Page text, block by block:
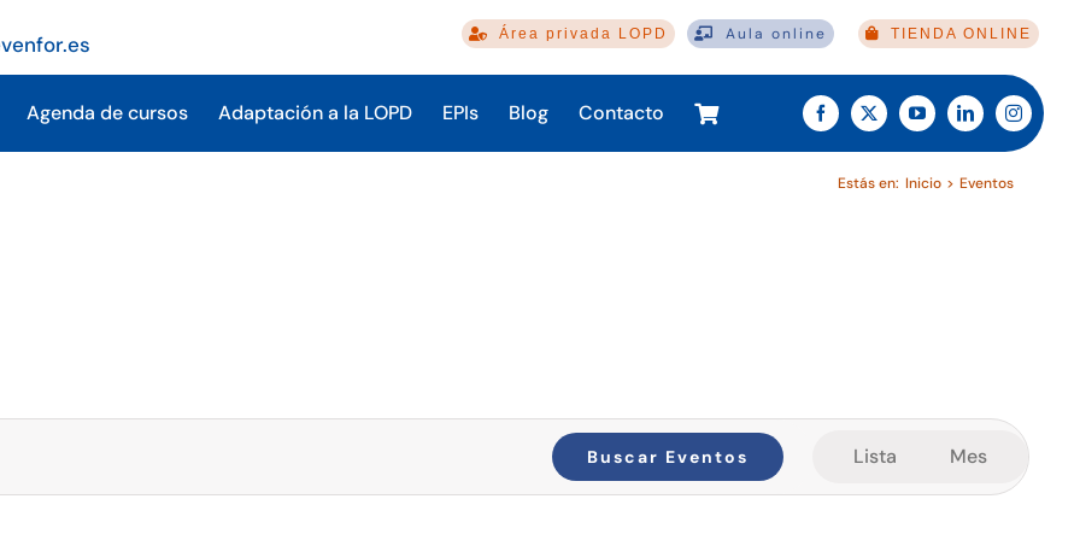
Área privada LOPD Aula online TIENDA ONLINE
Agenda de cursos Adaptación a la LOPD EPIs Blog Contacto
Estás en: Inicio Eventos
Buscar Eventos
Navegación
vistas
Lista Mes